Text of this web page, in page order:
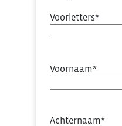
Voorletters*
Voornaam*
Achternaam*